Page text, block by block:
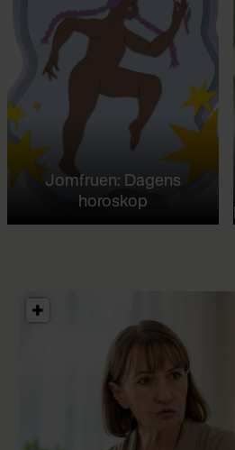
Jomfruen: Dagens
horoskop